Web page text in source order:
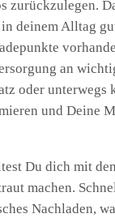
zurückzulegen.
deinem Alltag
an
oder unterwegs
und Deine
Du dich mit
machen.
Nachladen,